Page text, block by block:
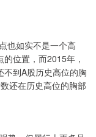
也如实不是一个高
位置，而2015年，
到A股历史高位的胸
还在历史高位的胸部